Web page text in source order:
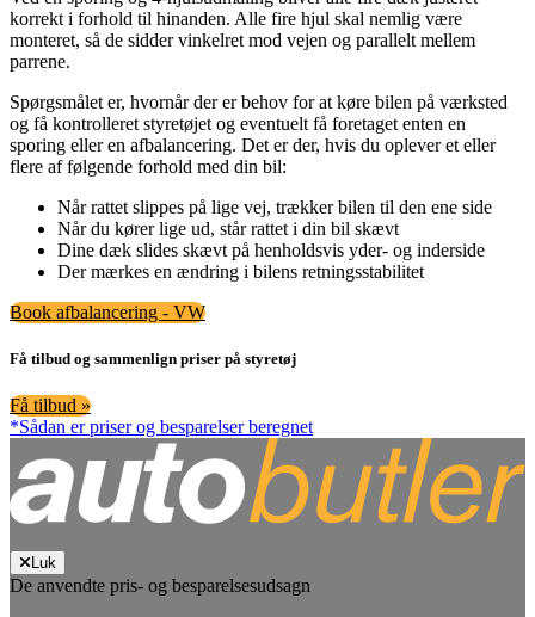
korrekt i forhold til hinanden. Alle fire hjul skal nemlig være
monteret, så de sidder vinkelret mod vejen og parallelt mellem
parrene.
Spørgsmålet er, hvornår der er behov for at køre bilen på værksted
og få kontrolleret styretøjet og eventuelt få foretaget enten en
sporing eller en afbalancering. Det er der, hvis du oplever et eller
flere af følgende forhold med din bil:
Når rattet slippes på lige vej, trækker bilen til den ene side
Når du kører lige ud, står rattet i din bil skævt
Dine dæk slides skævt på henholdsvis yder- og inderside
Der mærkes en ændring i bilens retningsstabilitet
Book afbalancering - VW
Få tilbud og sammenlign priser på styretøj
Få tilbud »
*Sådan er priser og besparelser beregnet
Luk
De anvendte pris- og besparelsesudsagn